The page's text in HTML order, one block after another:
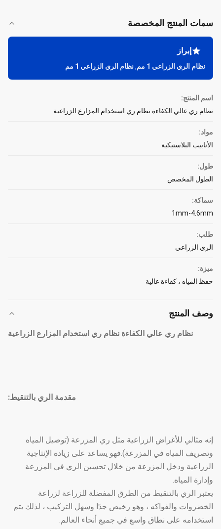
سمات المنتج المخصصة
إبراز
نظام الري الزراعي 1 مم ,نظام الري الزراعي 1 مم
اسم المنتج:
نظام ري عالي الكفاءة نظام ري استخدام المزارع الزراعية
مواد:
الأنابيب البلاستيكية
طول:
الطول المخصص
سماكة:
1mm-4.6mm
طلب:
الري الزراعي
ميزة:
حفظ المياه ، كفاءة عالية
وصف المنتج
نظام ري عالي الكفاءة نظام ري استخدام المزارع الزراعية
مقدمة الري بالتنقيط:
إنه مثالي للأغراض الزراعية مثل ري المزرعة (توصيل المياه
وتصريف المياه في المزرعة).فهو يساعد على زيادة الإنتاجية
الزراعية ودخل المزرعة من خلال تحسين الري في المزرعة
وإدارة المياه.
يعتبر الري بالتنقيط من الطرق المفضلة للزراعة لزراعة
الخضروات والفواكه ، وهو رخيص جدًا وسهل التركيب ، لذلك يتم
استخدامه على نطاق واسع في جميع أنحاء العالم.